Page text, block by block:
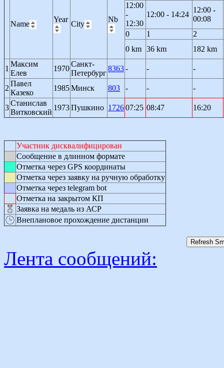
Name
Year
City
Nb
12:00
-
12:30
12:00 - 14:24
12:00 -
00:08
0
1
2
0 km 36 km 182 km
1
Максим
Елев
1970
Санкт-
Петербург
8363- - -
2
Павел
Казеко
1985Минск 803 - - -
3
Станислав
Витковский
1973Пушкино 172607:25 08:47 16:20
Участник дисквалифицирован
Сообщение в длинном формате
Отметка через GPS координаты
Отметка через заявку на ручную обработку
Отметка через telegram bot
Отметка на закрытом КП
Заявка на медаль из АСР
Внеплановое прохождение дистанции
Лента сообщений: